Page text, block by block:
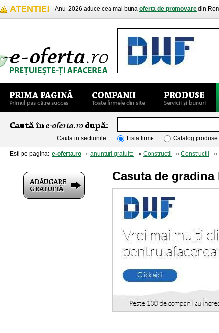
ATENTIE! Anul 2026 aduce cea mai buna oferta de promovare din
Cauta in sectiunile: Lista firme Catalog produse
Esti pe pagina: e-oferta.ro » anunturi gratuite » Constructii » Constructii »
Casuta de gradina